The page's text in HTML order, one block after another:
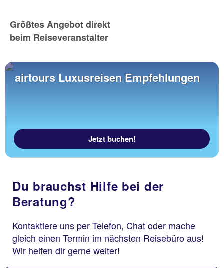
Größtes Angebot direkt
beim Reiseveranstalter
airtours Luxusreisen Empfehlungen
Jetzt buchen!
Du brauchst Hilfe bei der
Beratung?
Kontaktiere uns per Telefon, Chat oder mache
gleich einen Termin im nächsten Reisebüro aus!
Wir helfen dir gerne weiter!